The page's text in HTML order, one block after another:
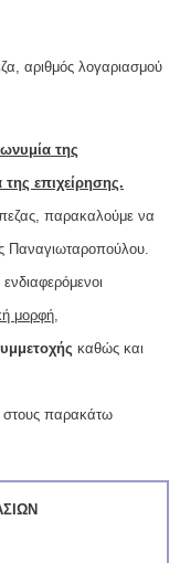
αριθμός λογαριασμού
της
επιχείρησης.
παρακαλούμε να
Παναγιωταροπούλου.
μορφή,
καθώς και
στους παρακάτω